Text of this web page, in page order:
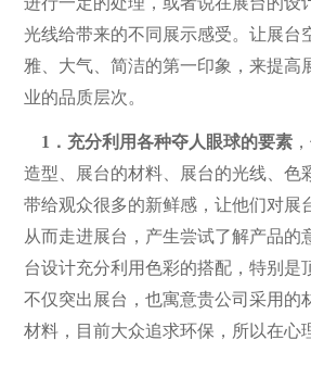
光线给带来的不同展示感受。让展台
雅、大气、简洁的第一印象，来提高
业的品质层次。
1．充分利用各种夺人眼球的要素
造型、展台的材料、展台的光线、色
带给观众很多的新鲜感，让他们对展
从而走进展台，产生尝试了解产品的
台设计充分利用色彩的搭配，特别是
不仅突出展台，也寓意贵公司采用的
材料，目前大众追求环保，所以在心